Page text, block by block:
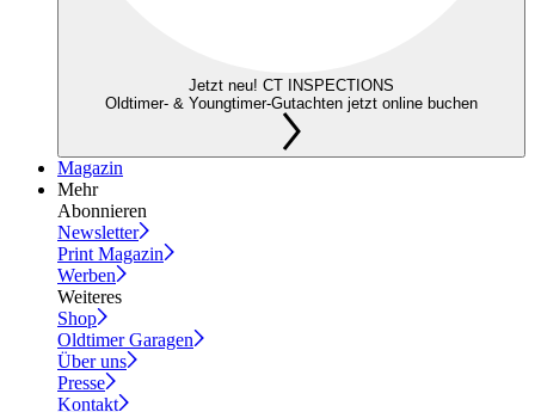
Jetzt neu! CT INSPECTIONS
Oldtimer- & Youngtimer-Gutachten jetzt online buchen
Magazin
Mehr
Abonnieren
Newsletter
Print Magazin
Werben
Weiteres
Shop
Oldtimer Garagen
Über uns
Presse
Kontakt